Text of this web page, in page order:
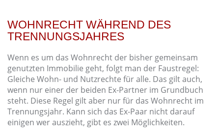
WOHNRECHT WÄHREND DES
TRENNUNGSJAHRES
Wenn es um das Wohnrecht der bisher gemeinsam
genutzten Immobilie geht, folgt man der Faustregel:
Gleiche Wohn- und Nutzrechte für alle. Das gilt auch,
wenn nur einer der beiden Ex-Partner im Grundbuch
steht. Diese Regel gilt aber nur für das Wohnrecht im
Trennungsjahr. Kann sich das Ex-Paar nicht darauf
einigen wer auszieht, gibt es zwei Möglichkeiten.